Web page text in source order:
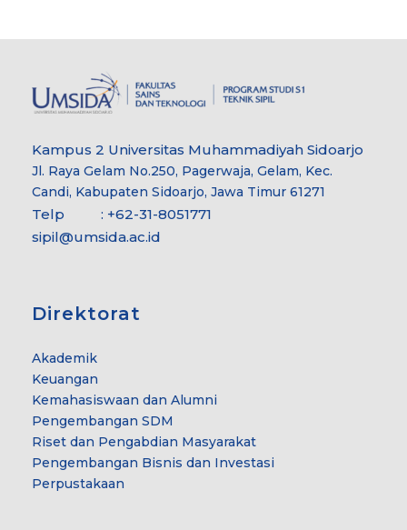
Kampus 2 Universitas Muhammadiyah Sidoarjo
Jl. Raya Gelam No.250, Pagerwaja, Gelam, Kec.
Candi, Kabupaten Sidoarjo, Jawa Timur 61271
Telp : +62-31-8051771
sipil@umsida.ac.id
Direktorat
Akademik
Keuangan
Kemahasiswaan dan Alumni
Pengembangan SDM
Riset dan Pengabdian Masyarakat
Pengembangan Bisnis dan Investasi
Perpustakaan